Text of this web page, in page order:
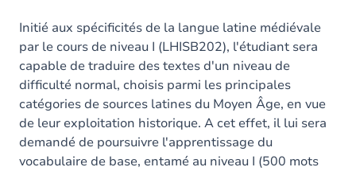
Initié aux spécificités de la langue latine médiévale
par le cours de niveau I (LHISB202), l'étudiant sera
capable de traduire des textes d'un niveau de
difficulté normal, choisis parmi les principales
catégories de sources latines du Moyen Âge, en vue
de leur exploitation historique. A cet effet, il lui sera
demandé de poursuivre l'apprentissage du
vocabulaire de base, entamé au niveau I (500 mots